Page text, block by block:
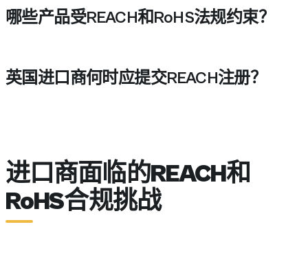
哪些产品受REACH和RoHS法规约束？
英国进口商何时应提交REACH注册？
进口商面临的REACH和
RoHS合规挑战